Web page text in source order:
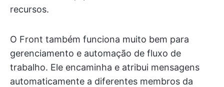
recursos.
O Front também funciona muito bem para
gerenciamento e automação de fluxo de
trabalho. Ele encaminha e atribui mensagens
automaticamente a diferentes membros da